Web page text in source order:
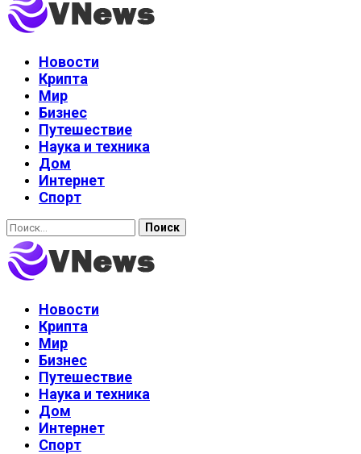
Новости
Крипта
Мир
Бизнес
Путешествие
Наука и техника
Дом
Интернет
Спорт
Найти:
Новости
Крипта
Мир
Бизнес
Путешествие
Наука и техника
Дом
Интернет
Спорт